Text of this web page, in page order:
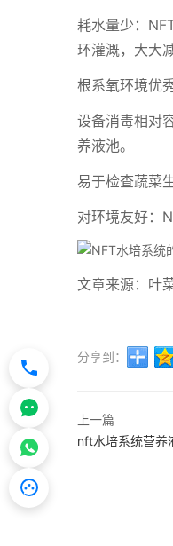
耗水量少：
环灌溉，大大
根系氧环境优
设备消毒相对
养液池。
易于检查蔬菜
对环境友好：
文章来源：叶
分享到：
上一篇
nft水培系统营养